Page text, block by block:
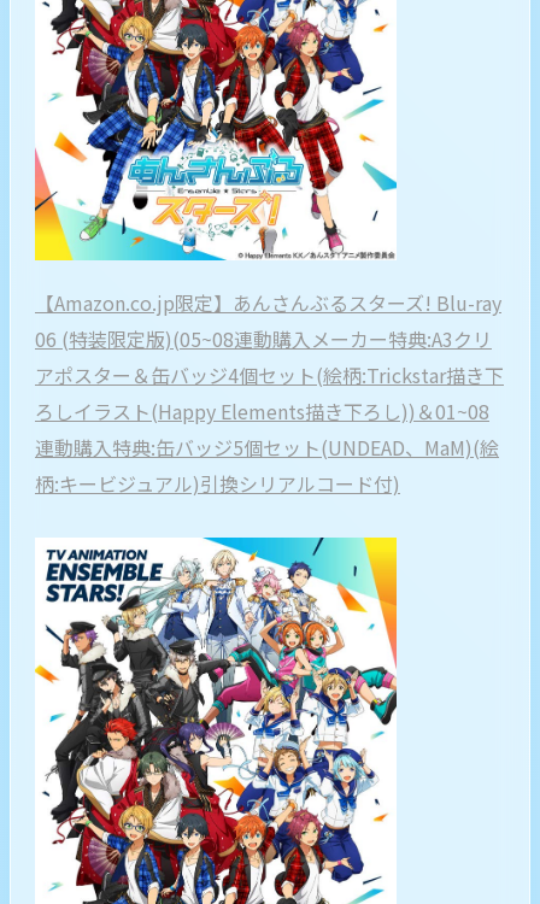
【Amazon.co.jp限定】あんさんぶるスターズ! Blu-ray
06 (特装限定版)(05~08連動購入メーカー特典:A3クリ
アポスター＆缶バッジ4個セット(絵柄:Trickstar描き下
ろしイラスト(Happy Elements描き下ろし))＆01~08
連動購入特典:缶バッジ5個セット(UNDEAD、MaM)(絵
柄:キービジュアル)引換シリアルコード付)